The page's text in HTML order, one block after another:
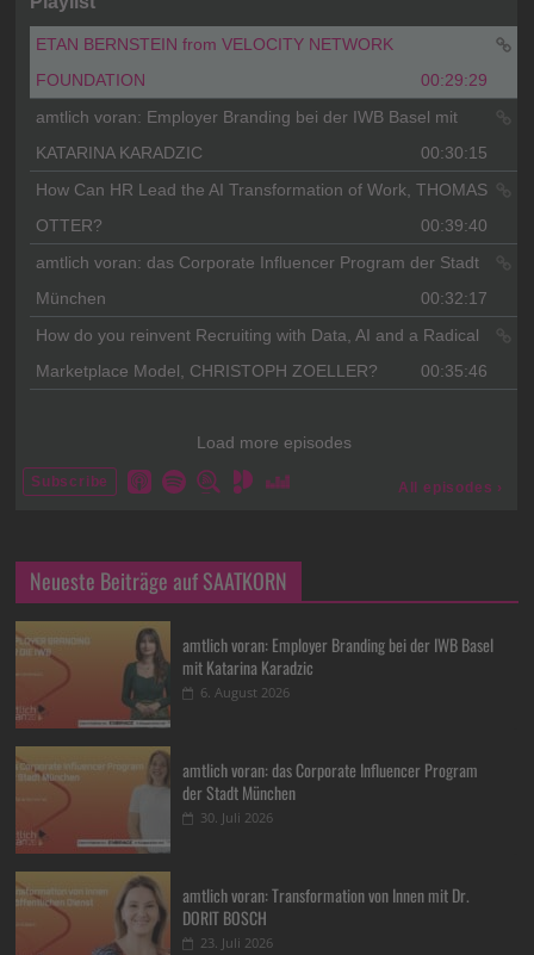
Neueste Beiträge auf SAATKORN
amtlich voran: Employer Branding bei der IWB Basel
mit Katarina Karadzic
6. August 2026
amtlich voran: das Corporate Influencer Program
der Stadt München
30. Juli 2026
amtlich voran: Transformation von Innen mit Dr.
DORIT BOSCH
23. Juli 2026